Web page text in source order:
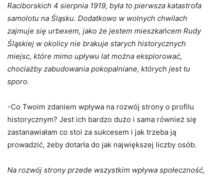
Raciborskich 4 sierpnia 1919, była to pierwsza katastrofa
samolotu na Śląsku. Dodatkowo w wolnych chwilach
zajmuje się urbexem, jako że jestem mieszkańcem Rudy
Śląskiej w okolicy nie brakuje starych historycznych
miejsc, które mimo upływu lat można eksplorować,
chociażby zabudowania pokopalniane, których jest tu
sporo.
-Co Twoim zdaniem wpływa na rozwój strony o profilu
historycznym? Jest ich bardzo dużo i sama również się
zastanawiałam co stoi za sukcesem i jak trzeba ją
prowadzić, żeby dotarła do jak największej liczby osób.
Na rozwój strony przede wszystkim wpływa społeczność,